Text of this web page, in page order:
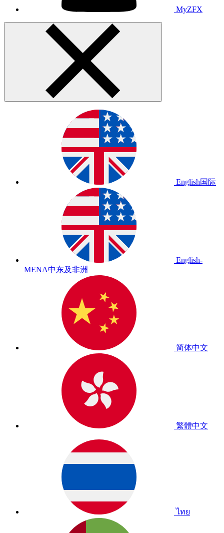
MyZFX
English国际
English-
MENA中东及非洲
简体中文
繁體中文
ไทย